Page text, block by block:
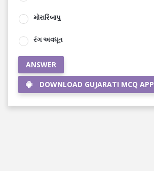
મોરારિબાપુ
રંગ અવધૂત
ANSWER
DOWNLOAD GUJARATI MCQ APP